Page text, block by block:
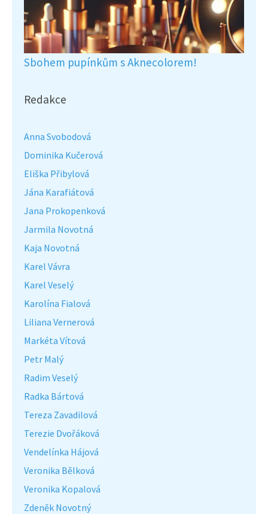
Sbohem pupínkům s Aknecolorem!
Redakce
Anna Svobodová
Dominika Kučerová
Eliška Přibylová
Jána Karafiátová
Jana Prokopenková
Jarmila Novotná
Kaja Novotná
Karel Vávra
Karel Veselý
Karolína Fialová
Liliana Vernerová
Markéta Vítová
Petr Malý
Radim Veselý
Radka Bártová
Tereza Zavadilová
Terezie Dvořáková
Vendelínka Hájová
Veronika Bělková
Veronika Kopalová
Zdeněk Novotný